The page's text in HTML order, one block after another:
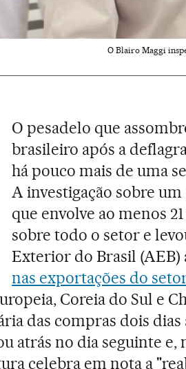
O Blairo Maggi
O pesadelo que
brasileiro após a
há pouco mais de uma
A investigação sobre
que envolve ao menos
sobre todo o setor e
Exterior do Brasil (AEB)
nas exportações do
Coreia do Sul e
das compras dois dias
atrás no dia seguinte e,
celebra em nota a